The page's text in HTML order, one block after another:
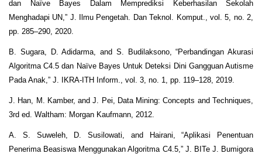
dan Naïve Bayes Dalam Memprediksi Keberhasilan Sekolah
Menghadapi UN,” J. Ilmu Pengetah. Dan Teknol. Komput., vol. 5, no. 2,
pp. 285–290, 2020.
B. Sugara, D. Adidarma, and S. Budilaksono, “Perbandingan Akurasi
Algoritma C4.5 dan Naïve Bayes Untuk Deteksi Dini Gangguan Autisme
Pada Anak,” J. IKRA-ITH Inform., vol. 3, no. 1, pp. 119–128, 2019.
J. Han, M. Kamber, and J. Pei, Data Mining: Concepts and Techniques,
3rd ed. Waltham: Morgan Kaufmann, 2012.
A. S. Suweleh, D. Susilowati, and Hairani, “Aplikasi Penentuan
Penerima Beasiswa Menggunakan Algoritma C4.5,” J. BITe J. Bumigora